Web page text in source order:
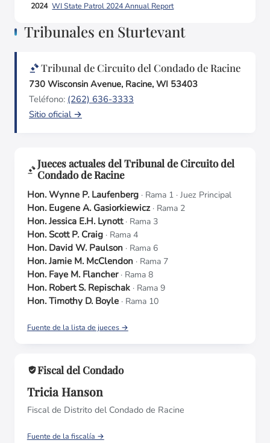
2024 WI State Patrol 2024 Annual Report
Tribunales en Sturtevant
Tribunal de Circuito del Condado de Racine
730 Wisconsin Avenue, Racine, WI 53403
Teléfono: (262) 636-3333
Sitio oficial →
Jueces actuales del Tribunal de Circuito del
Condado de Racine
Hon. Wynne P. Laufenberg · Rama 1 · Juez Principal
Hon. Eugene A. Gasiorkiewicz · Rama 2
Hon. Jessica E.H. Lynott · Rama 3
Hon. Scott P. Craig · Rama 4
Hon. David W. Paulson · Rama 6
Hon. Jamie M. McClendon · Rama 7
Hon. Faye M. Flancher · Rama 8
Hon. Robert S. Repischak · Rama 9
Hon. Timothy D. Boyle · Rama 10
Fuente de la lista de jueces →
Fiscal del Condado
Tricia Hanson
Fiscal de Distrito del Condado de Racine
Fuente de la fiscalía →